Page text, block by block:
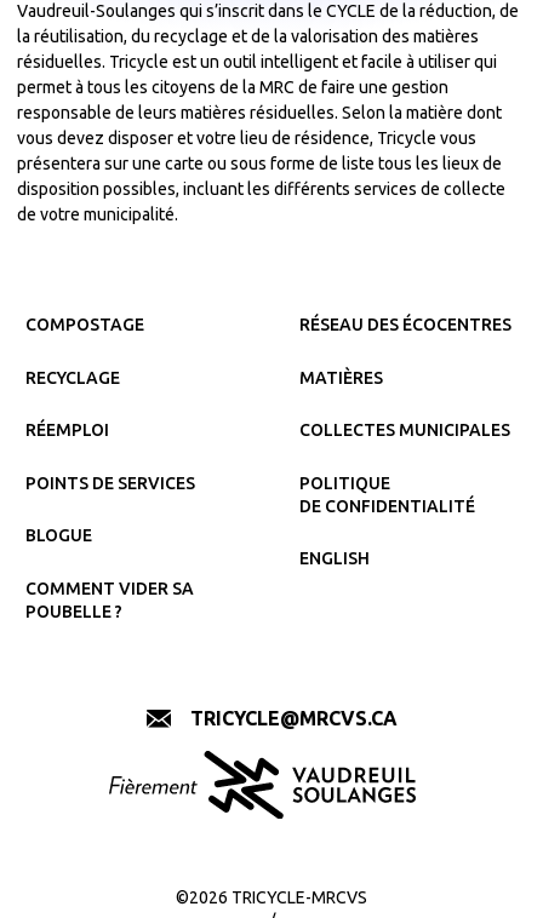
Vaudreuil-Soulanges qui s’inscrit dans le CYCLE de la réduction, de
la réutilisation, du recyclage et de la valorisation des matières
résiduelles. Tricycle est un outil intelligent et facile à utiliser qui
permet à tous les citoyens de la MRC de faire une gestion
responsable de leurs matières résiduelles. Selon la matière dont
vous devez disposer et votre lieu de résidence, Tricycle vous
présentera sur une carte ou sous forme de liste tous les lieux de
disposition possibles, incluant les différents services de collecte
de votre municipalité.
COMPOSTAGE
RECYCLAGE
RÉEMPLOI
POINTS DE SERVICES
BLOGUE
COMMENT VIDER SA
POUBELLE ?
RÉSEAU DES ÉCOCENTRES
MATIÈRES
COLLECTES MUNICIPALES
POLITIQUE
DE CONFIDENTIALITÉ
ENGLISH
TRICYCLE@MRCVS.CA
©2026 TRICYCLE-MRCVS